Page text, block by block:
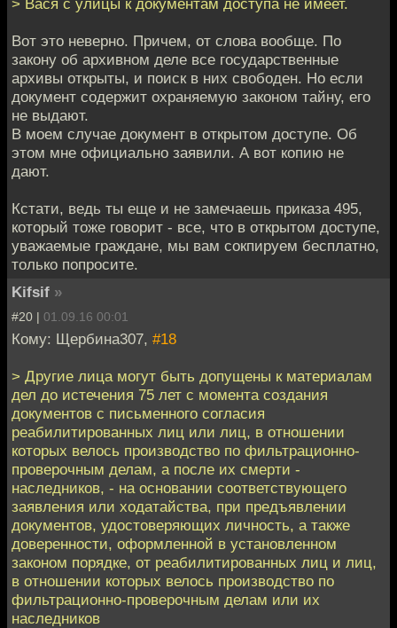
Вот это неверно. Причем, от слова вообще. По
закону об архивном деле все государственные
архивы открыты, и поиск в них свободен. Но если
документ содержит охраняемую законом тайну, его
не выдают.
В моем случае документ в открытом доступе. Об
этом мне официально заявили. А вот копию не
дают.
Кстати, ведь ты еще и не замечаешь приказа 495,
который тоже говорит - все, что в открытом доступе,
уважаемые граждане, мы вам сокпируем бесплатно,
только попросите.
Kifsif »
#20 | 01.09.16 00:01
Кому: Щербина307, #18
> Другие лица могут быть допущены к материалам
дел до истечения 75 лет с момента создания
документов с письменного согласия
реабилитированных лиц или лиц, в отношении
которых велось производство по фильтрационно-
проверочным делам, а после их смерти -
наследников, - на основании соответствующего
заявления или ходатайства, при предъявлении
документов, удостоверяющих личность, а также
доверенности, оформленной в установленном
законом порядке, от реабилитированных лиц и лиц,
в отношении которых велось производство по
фильтрационно-проверочным делам или их
наследников